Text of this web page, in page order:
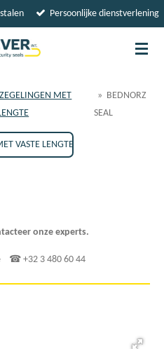
Persoonlijke dienstverlening
MET
» BEDNORZ
SEAL
VASTE LENGTE
onze experts.
☎ +32 3 480 60 44